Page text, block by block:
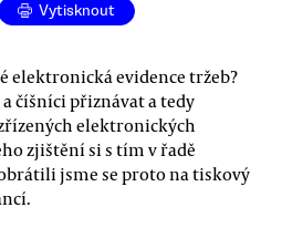
Vytisknout
elektronická evidence tržeb?
číšníci přiznávat a tedy
elektronických
zjištění si s tím v řadě
jsme se proto na tiskový